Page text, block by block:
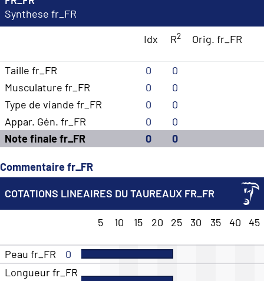
Synthese fr_FR
Idx
R2 Orig. fr_FR
Taille fr_FR 0
0
Musculature fr_FR
0
0
Type de viande fr_FR
0
0
Appar. Gén. fr_FR
0
0
Note finale fr_FR
0 0
Commentaire fr_FR
COTATIONS LINEAIRES DU TAUREAUX FR_FR
5 10 15 20 25 30 35 40 45
Peau fr_FR
0
Longueur fr_FR